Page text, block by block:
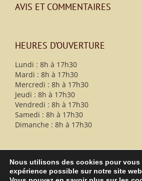
AVIS ET COMMENTAIRES
HEURES D’OUVERTURE
Lundi : 8h à 17h30
Mardi : 8h à 17h30
Mercredi : 8h à 17h30
Jeudi : 8h à 17h30
Vendredi : 8h à 17h30
Samedi : 8h à 17h30
Dimanche : 8h à 17h30
Nous utilisons des cookies pour vous
expérience possible sur notre site